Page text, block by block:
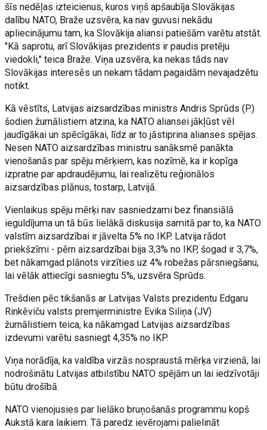
šīs nedēļas izteicienus, kuros viņš apšaubīja Slovākijas
dalību NATO, Braže uzsvēra, ka nav guvusi nekādu
apliecinājumu tam, ka Slovākija aliansi patiešām varētu atstāt.
"Kā saprotu, arī Slovākijas prezidents ir paudis pretēju
viedokli," teica Braže. Viņa uzsvēra, ka nekas tāds nav
Slovākijas interesēs un nekam tādam pagaidām nevajadzētu
notikt.
Kā vēstīts, Latvijas aizsardzības ministrs Andris Sprūds (P)
šodien žurnālistiem atzina, ka NATO aliansei jākļūst vēl
jaudīgākai un spēcīgākai, līdz ar to jāstiprina alianses spējas.
Nesen NATO aizsardzības ministru sanāksmē panākta
vienošanās par spēju mērķiem, kas nozīmē, ka ir kopīga
izpratne par apdraudējumu, lai realizētu reģionālos
aizsardzības plānus, tostarp, Latvijā.
Vienlaikus spēju mērķi nav sasniedzami bez finansiālā
ieguldījuma un tā būs lielākā diskusija samitā par to, ka NATO
valstīm aizsardzībai ir jāvelta 5% no IKP. Latvija rādot
priekšzīmi - pērn aizsardzībai bija 3,3% no IKP, šogad ir 3,7%,
bet nākamgad plānots virzīties uz 4% robežas pārsniegšanu,
lai vēlāk attiecīgi sasniegtu 5%, uzsvēra Sprūds.
Trešdien pēc tikšanās ar Latvijas Valsts prezidentu Edgaru
Rinkēviču valsts premjerministre Evika Siliņa (JV)
žurnālistiem teica, ka nākamgad Latvijas aizsardzības
izdevumi varētu sasniegt 4,35% no IKP.
Viņa norādīja, ka valdība virzās nospraustā mērķa virzienā, lai
nodrošinātu Latvijas atbilstību NATO spējām un lai iedzīvotāji
būtu drošībā.
NATO vienojusies par lielāko bruņošanās programmu kopš
Aukstā kara laikiem. Tā paredz ievērojami palielināt